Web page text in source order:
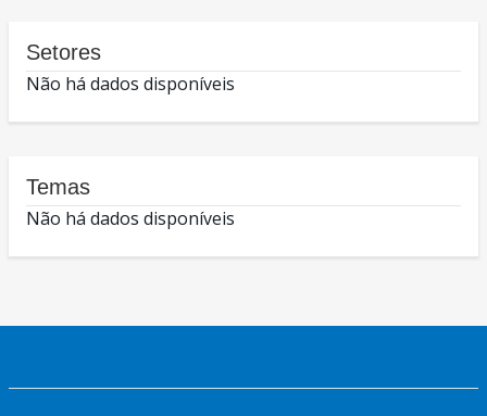
Setores
Não há dados disponíveis
Temas
Não há dados disponíveis